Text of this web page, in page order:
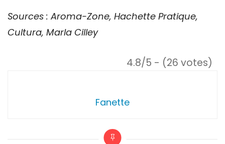
Sources : Aroma-Zone, Hachette Pratique,
Cultura, Marla Cilley
4.8/5 - (26 votes)
Fanette